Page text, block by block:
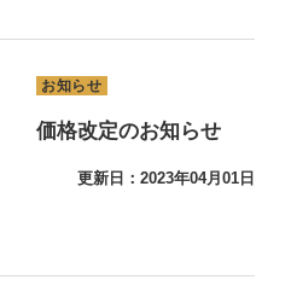
お知らせ
価格改定のお知らせ
更新日：2023年04月01日